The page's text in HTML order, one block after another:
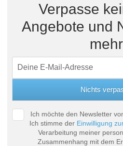
Verpasse
Angebote und
Ich möchte den Newsletter
Ich stimme der Einwilligung
Verarbeitung meiner
Zusammenhang mit dem